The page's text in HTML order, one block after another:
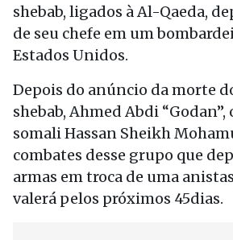
shebab, ligados à Al-Qaeda,
de seu chefe em um
Estados Unidos.
Depois do anúncio da morte
shebab, Ahmed Abdi
somali Hassan Sheikh
combates desse grupo que
armas em troca de uma
valerá pelos próximos 45dias.